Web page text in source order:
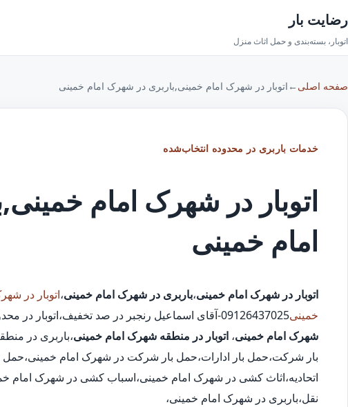
رضایت بار
اتوبار، بسته‌بندی و حمل اثاث منزل
صفحه اصلی ← اتوبار در شهرک امام خمینی,باربری در شهرک امام خمینی
خدمات باربری در محدوده انتخاب‌شده
اتوبار در شهرک امام
امام خمینی
اتوبار در شهرک امام خمینی،باربری در شهرک امام خمینی،اتوبار در
خمینی09126437025-آقای اسماعیل رنجبر در صد تخفیف،اتوبار در محدوده شهرک امام خمینی،
شهرک امام خمینی، اتوبار در منطقه شهرک امام خمینی،باربری در
بار شرکت،حمل بار ادارات،حمل بار شرکت در شهرک امام خمینی،حمل
اتحادیه،اثاث کشی در شهرک امام خمینی،اسباب کشی در شهرک امام
نقل،باربری در شهرک امام خمینی،